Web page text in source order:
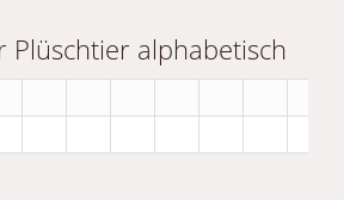
Plüschtier alphabetisch